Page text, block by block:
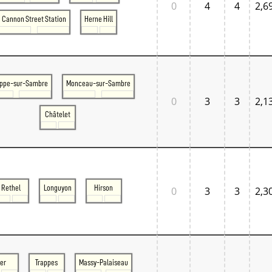
Cannon Street Station Herne Hill
0 4 4
sur-Sambre Monceau-sur-Sambre
Châtelet
0 3 3
Rethel Longuyon Hirson 0 3 3
Trappes Massy-Palaiseau